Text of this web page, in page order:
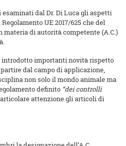
dal Dr. Di Luca gli aspetti
UE 2017/625 che del
materia di autorità competente (A.C.)
introdotto importanti novità rispetto
dal campo di applicazione,
non solo il mondo animale ma
definito “dei controlli
attenzione gli articoli di